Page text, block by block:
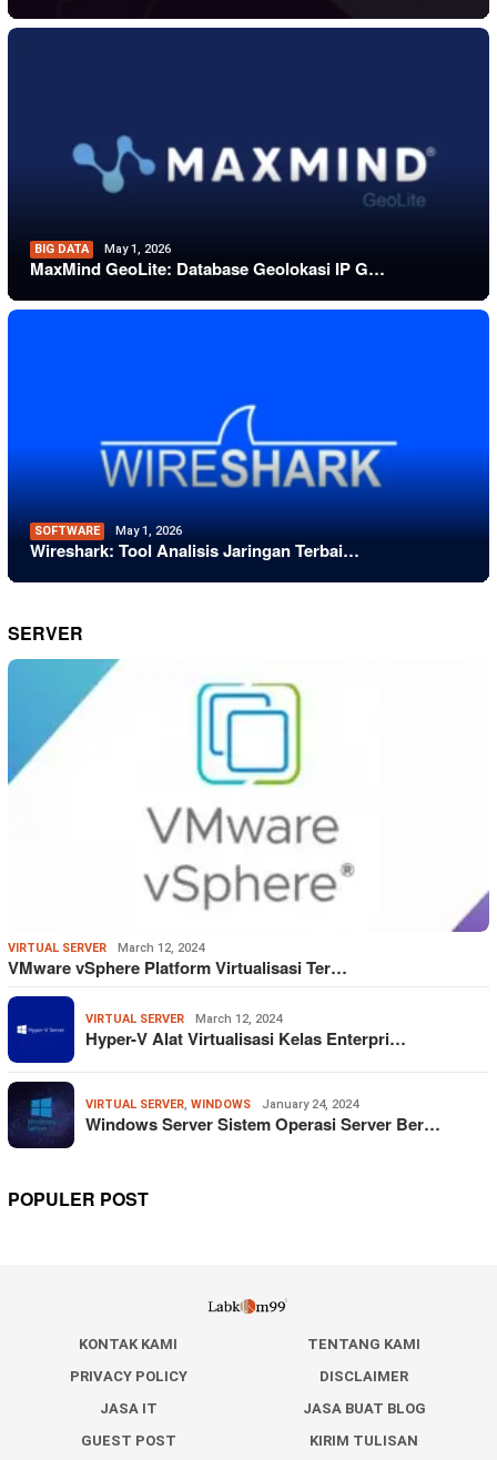
BIG DATA May 1, 2026
MaxMind GeoLite: Database Geolokasi IP G…
SOFTWARE May 1, 2026
Wireshark: Tool Analisis Jaringan Terbai…
SERVER
VIRTUAL SERVER March 12, 2024
VMware vSphere Platform Virtualisasi Ter…
VIRTUAL SERVER March 12, 2024
Hyper-V Alat Virtualisasi Kelas Enterpri…
VIRTUAL SERVER, WINDOWS January 24, 2024
Windows Server Sistem Operasi Server Ber…
POPULER POST
KONTAK KAMI
TENTANG KAMI
PRIVACY POLICY
DISCLAIMER
JASA IT
JASA BUAT BLOG
GUEST POST
KIRIM TULISAN